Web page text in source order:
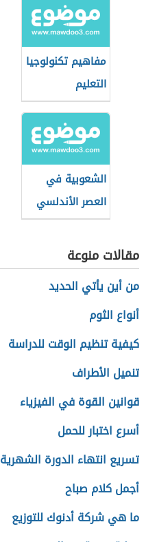
مفاهيم تكنولوجيا
التعليم
الشعوبية في
العصر الأندلسي
مقالات منوعة
من أين يأتي الحديد
أنواع الثوم
كيفية تنظيم الوقت للدراسة
تنميل الأطراف
قوانين القوة في الفيزياء
أسرع اختبار للحمل
تسريع انتهاء الدورة الشهرية
أجمل كلام صباح
ما هي شركة أدنوك للتوزيع